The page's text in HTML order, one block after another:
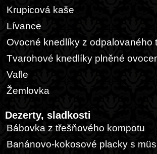
Krupicová kaše
Lívance
Ovocné knedlíky z odpalovaného
Tvarohové knedlíky plněné
Vafle
Žemlovka
Dezerty, sladkosti
Bábovka z třešňového kompotu
Banánovo-kokosové placky s